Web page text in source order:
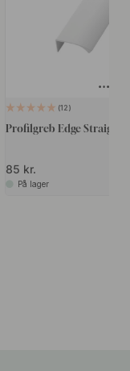
12
Profilgreb Edge Straight
85 kr.
På lager